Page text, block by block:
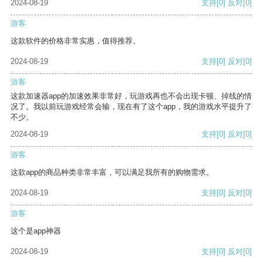
2024-08-19 支持[0] 反对[0]
游客
这款软件的价格非常实惠，值得推荐。
2024-08-19 支持[0] 反对[0]
游客
这款加速器app的加速效果非常好，玩游戏再也不会出现卡顿、掉线的情
况了。我以前玩游戏经常会输，现在有了这个app，我的游戏水平提升了
不少。
2024-08-19
支持[0] 反对[0]
游客
这款app的商品种类非常丰富，可以满足我所有的购物需求。
2024-08-19 支持[0] 反对[0]
游客
这个是app神器
2024-08-19 支持[0] 反对[0]